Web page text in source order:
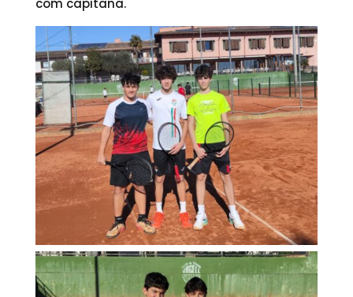
com capitana.